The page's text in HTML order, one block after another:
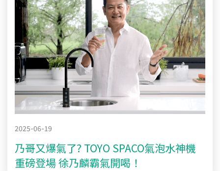
2025-06-19
乃哥又爆氣了? TOYO SPACO氣泡水神機
重磅登場 徐乃麟霸氣開喝！